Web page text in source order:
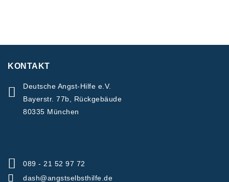
KONTAKT
Deutsche Angst-Hilfe e.V.
Bayerstr. 77b, Rückgebäude
80335 München
089 - 21 52 97 72
dash@angstselbsthilfe.de